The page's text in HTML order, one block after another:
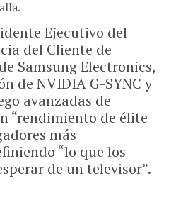
Ejecutivo del
del Cliente de
Samsung Electronics,
de NVIDIA G-SYNC y
avanzadas de
“rendimiento de élite
más
“lo que los
de un televisor”.